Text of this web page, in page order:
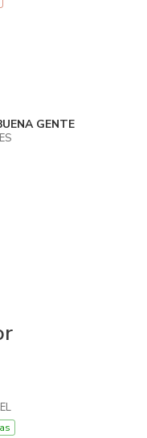
GENTE